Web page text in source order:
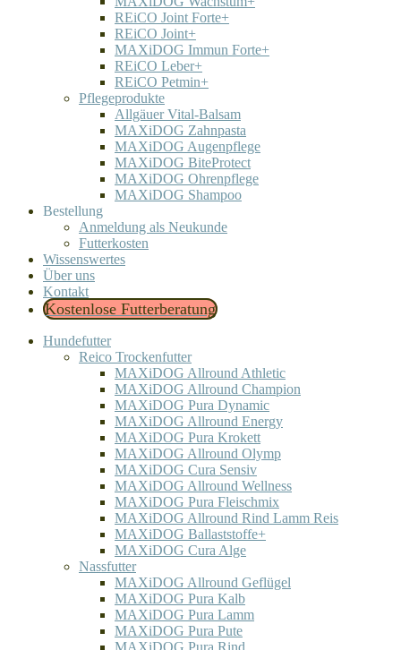
REiCO Joint Forte+
REiCO Joint+
MAXiDOG Immun Forte+
REiCO Leber+
REiCO Petmin+
Pflegeprodukte
Allgäuer Vital-Balsam
MAXiDOG Zahnpasta
MAXiDOG Augenpflege
MAXiDOG BiteProtect
MAXiDOG Ohrenpflege
MAXiDOG Shampoo
Bestellung
Anmeldung als Neukunde
Futterkosten
Wissenswertes
Über uns
Kontakt
Kostenlose Futterberatung
Hundefutter
Reico Trockenfutter
MAXiDOG Allround Athletic
MAXiDOG Allround Champion
MAXiDOG Pura Dynamic
MAXiDOG Allround Energy
MAXiDOG Pura Krokett
MAXiDOG Allround Olymp
MAXiDOG Cura Sensiv
MAXiDOG Allround Wellness
MAXiDOG Pura Fleischmix
MAXiDOG Allround Rind Lamm Reis
MAXiDOG Ballaststoffe+
MAXiDOG Cura Alge
Nassfutter
MAXiDOG Allround Geflügel
MAXiDOG Pura Kalb
MAXiDOG Pura Lamm
MAXiDOG Pura Pute
MAXiDOG Pura Rind